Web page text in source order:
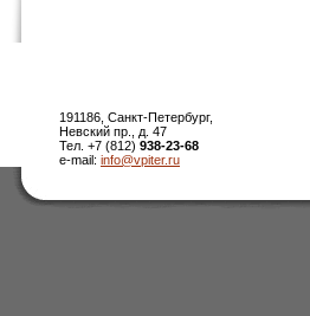
191186, Санкт-Петербург,
Невский пр., д. 47
Тел. +7 (812) 938-23-68
e-mail: info@vpiter.ru